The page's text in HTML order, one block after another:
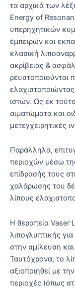
τα αρχικά των
Energy of
υπερηχητικών
έμπειρων και
κλασική
ακρίβειας &
ρευστοποιούνται
ιστών. Ως εκ
αιματώματα και
μετεγχειρητικές
Παράλληλα,
περιοχών μέσω
επίδρασής τους
χαλάρωσης του
λίπους
Η θεραπεία Vaser
λιπογλυπτικής
στην σμίλευση
Ταυτόχρονα, το
αξιοποιηθεί με
περιοχές (όπως